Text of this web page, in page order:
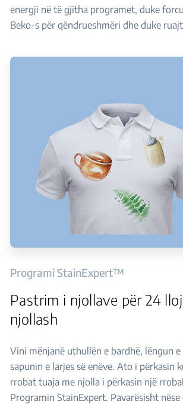
energji në të gjitha programet, duke
Beko-s për qëndrueshmëri dhe duke
Programi StainExpert™
Pastrim i njollave për 24
njollash
Vini mënjanë uthullën e bardhë, lëngun
sapunin e larjes së enëve. Ato i përkasin
rrobat tuaja me njolla i përkasin një
Programin StainExpert. Pavarësisht nëse